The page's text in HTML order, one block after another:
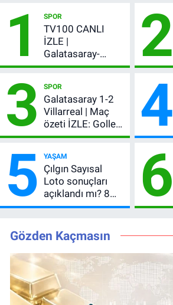
1 SPOR
TV100 CANLI
İZLE |
Galatasaray-
Villarreal maçı
şifresiz canlı yayın
2
3 SPOR
Galatasaray 1-2
Villarreal | Maç
özeti İZLE: Goller
peş peşe geldi,
kırmızı kart gördü!
4
5 YAŞAM
Çılgın Sayısal
Loto sonuçları
açıklandı mı? 8
Ağustos 2026
numaralar
6
Gözden Kaçmasın